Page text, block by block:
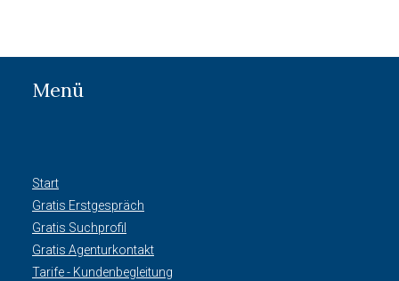
Menü
Start
Gratis Erstgespräch
Gratis Suchprofil
Gratis Agenturkontakt
Tarife - Kundenbegleitung